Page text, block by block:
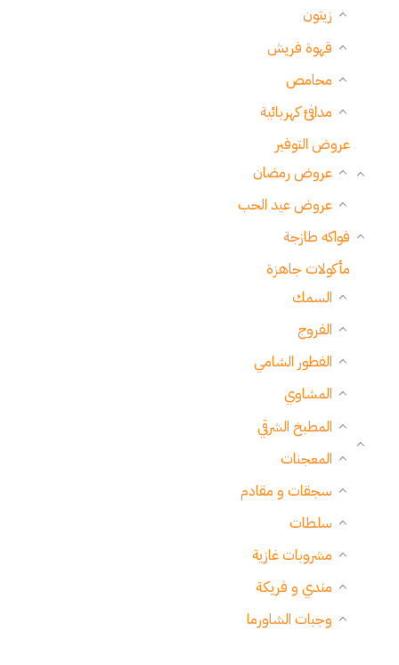
زيتون
قهوة فريش
محامص
مدافئ كهربائية
عروض التوفير
عروض رمضان
عروض عيد الحب
فواكه طازجة
مأكولات جاهزة
السمك
الفروج
الفطور الشامي
المشاوي
المطبخ الشرقي
المعجنات
سجقات و مقادم
سلطات
مشروبات غازية
مندي و فريكة
وجبات الشاورما